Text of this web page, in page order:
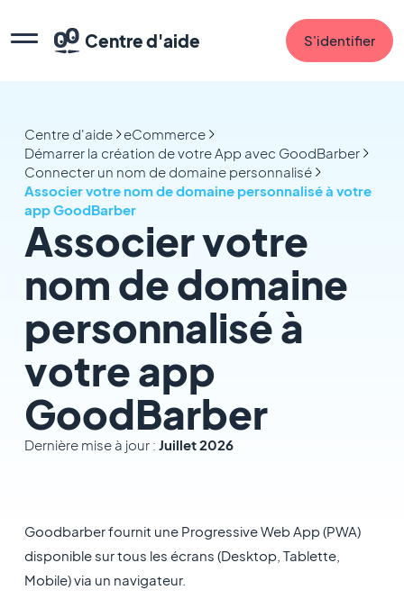
Centre d'aide S'identifier
Centre d'aide
eCommerce
Démarrer la création de votre App avec GoodBarber
Connecter un nom de domaine personnalisé
Associer votre nom de domaine personnalisé à votre
app GoodBarber
Associer votre
nom de domaine
personnalisé à
votre app
GoodBarber
Dernière mise à jour : Juillet 2026
Goodbarber fournit une Progressive Web App (PWA)
disponible sur tous les écrans (Desktop, Tablette,
Mobile) via un navigateur.